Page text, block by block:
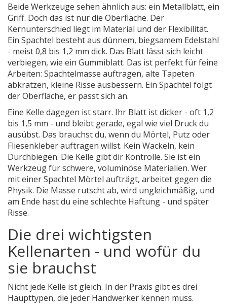
Beide Werkzeuge sehen ähnlich aus: ein Metallblatt, ein
Griff. Doch das ist nur die Oberfläche. Der
Kernunterschied liegt im Material und der Flexibilität.
Ein Spachtel besteht aus dünnem, biegsamem Edelstahl
- meist 0,8 bis 1,2 mm dick. Das Blatt lässt sich leicht
verbiegen, wie ein Gummiblatt. Das ist perfekt für feine
Arbeiten: Spachtelmasse auftragen, alte Tapeten
abkratzen, kleine Risse ausbessern. Ein Spachtel folgt
der Oberfläche, er passt sich an.
Eine Kelle dagegen ist starr. Ihr Blatt ist dicker - oft 1,2
bis 1,5 mm - und bleibt gerade, egal wie viel Druck du
ausübst. Das brauchst du, wenn du Mörtel, Putz oder
Fliesenkleber auftragen willst. Kein Wackeln, kein
Durchbiegen. Die Kelle gibt dir Kontrolle. Sie ist ein
Werkzeug für schwere, voluminöse Materialien. Wer
mit einer Spachtel Mörtel aufträgt, arbeitet gegen die
Physik. Die Masse rutscht ab, wird ungleichmäßig, und
am Ende hast du eine schlechte Haftung - und später
Risse.
Die drei wichtigsten
Kellenarten - und wofür du
sie brauchst
Nicht jede Kelle ist gleich. In der Praxis gibt es drei
Haupttypen, die jeder Handwerker kennen muss.